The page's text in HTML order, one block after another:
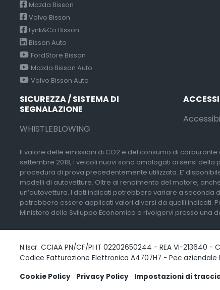
Mazda Bisson
Volvo Bisson
Lynk&Co Bisson
Bisson Auto
FordStore Bisson
Mazda Bisson Auto
Volvo Bisson Auto
SICUREZZA / SISTEMA DI
SEGNALAZIONE
WHISTLEBLOWING
Il valore delle emissioni di CO2 e del consumo di
settembre 2018, i veicoli nuovi sono omologati ai sensi della
procedura di prova precedentemente utilizzata. E’
modelli di autovetture. Oltre al rendimento del motore,
un’autovettura. I dati indicati potrebbero variare a seconda
potrebbero essere applicati valori diversi da quelli indicati.
Ministero dello Sviluppo Economico o rivolgervi presso una
N.Iscr. CCIAA PN/CF/PI IT 02202650244 - REA VI-213640
Codice Fatturazione Elettronica A4707H7 - Pec
Cookie Policy
Privacy Policy Impostazioni di